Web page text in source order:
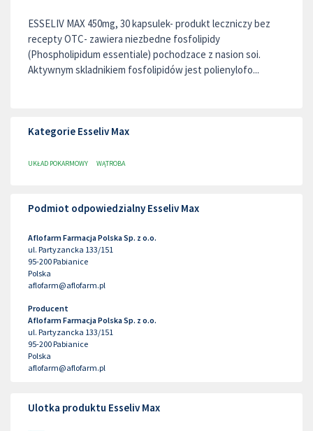
ESSELIV MAX 450mg, 30 kapsulek- produkt leczniczy bez
recepty OTC- zawiera niezbedne fosfolipidy
(Phospholipidum essentiale) pochodzace z nasion soi.
Aktywnym skladnikiem fosfolipidów jest polienylofo...
Kategorie Esseliv Max
UKŁAD POKARMOWY WĄTROBA
Podmiot odpowiedzialny Esseliv Max
Aflofarm Farmacja Polska Sp. z o.o.
ul. Partyzancka 133/151
95-200Pabianice
Polska
aflofarm@aflofarm.pl
Producent
Aflofarm Farmacja Polska Sp. z o.o.
ul. Partyzancka 133/151
95-200Pabianice
Polska
aflofarm@aflofarm.pl
Ulotka produktu Esseliv Max